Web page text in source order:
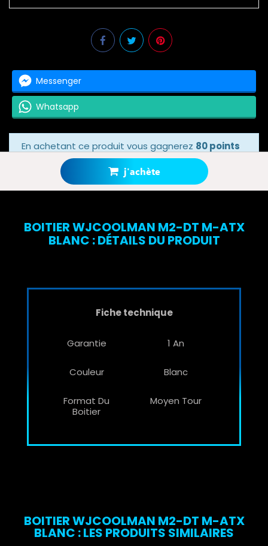
j'achète
Messenger
Whatsapp
En achetant ce produit vous gagnerez 80 points
grâce à notre programme de fidélité.
Votre panier totalisera80 points bonus
BOITIER WJCOOLMAN M2-DT M-ATX
BLANC : DÉTAILS DU PRODUIT
Fiche technique
Garantie 1 An
Couleur Blanc
Format Du
Boitier
Moyen Tour
BOITIER WJCOOLMAN M2-DT M-ATX
BLANC : LES PRODUITS SIMILAIRES